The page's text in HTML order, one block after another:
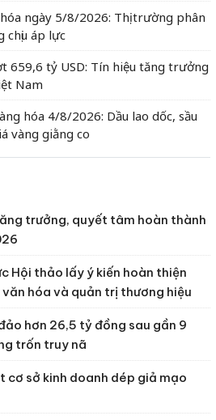
ngày 5/8/2026: Thị trường phân
chịu áp lực
659,6 tỷ USD: Tín hiệu tăng trưởng
Nam
hóa 4/8/2026: Dầu lao dốc, sầu
vàng giằng co
trưởng, quyết tâm hoàn thành
Hội thảo lấy ý kiến hoàn thiện
hóa và quản trị thương hiệu
hơn 26,5 tỷ đồng sau gần 9
trốn truy nã
cơ sở kinh doanh dép giả mạo